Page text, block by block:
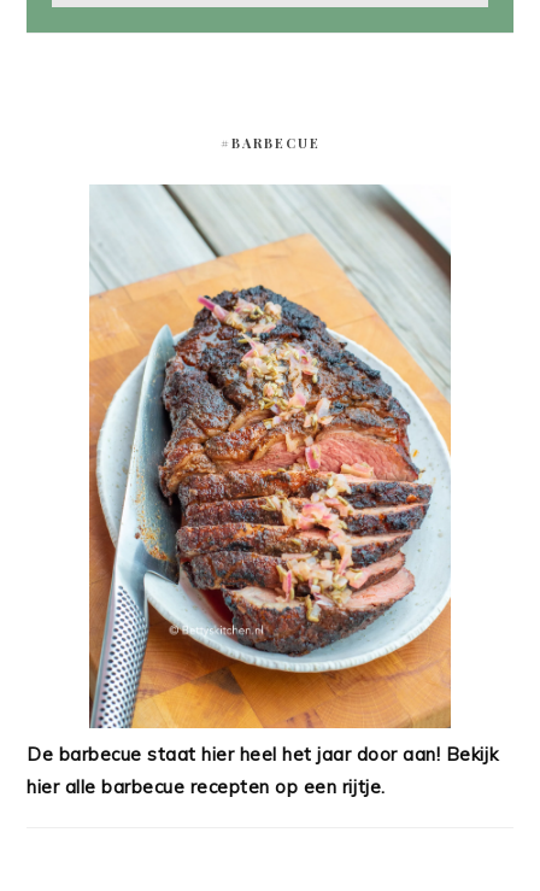
#BARBECUE
De barbecue staat hier heel het jaar door aan! Bekijk
hier alle barbecue recepten op een rijtje.